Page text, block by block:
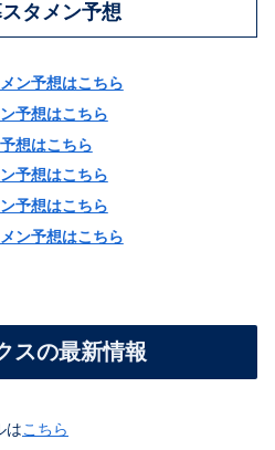
タメン予想
ン予想はこちら
予想はこちら
想はこちら
予想はこちら
予想はこちら
ン予想はこちら
スの最新情報
はこちら